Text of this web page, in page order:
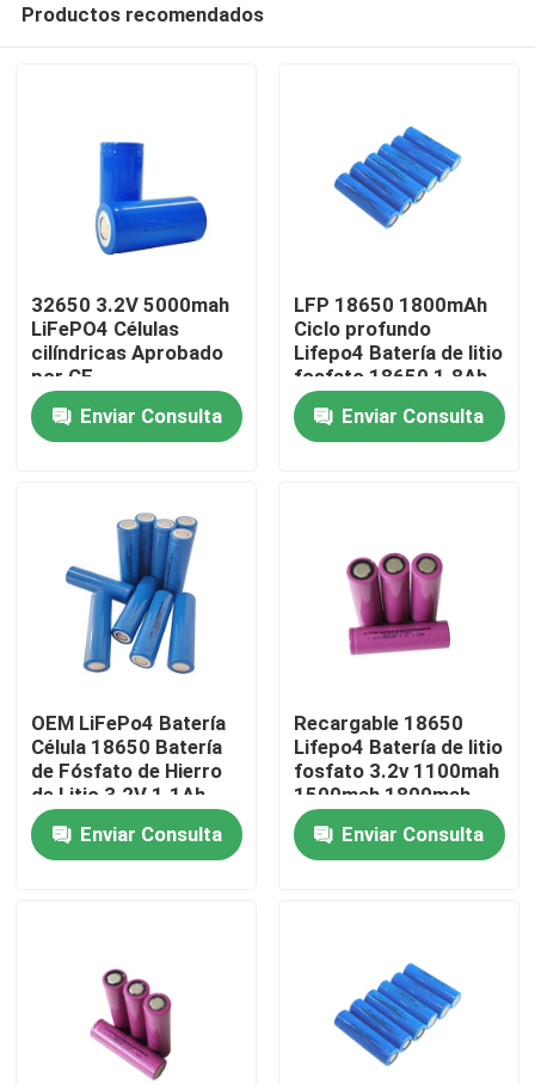
Inicio
VR Show
Sobre nosotros
Control de Calidad
Contacto
Todos los casos
Batería de la ión de litio LiFePO4
Productos recomendados
32650 3.2V 5000mah
LiFePO4 Células
cilíndricas Aprobado
por CE
Enviar Consulta
LFP 18650 1800mAh
Ciclo profundo
Lifepo4 Batería de litio
fosfato 18650 1.8Ah
3.2v
Enviar Consulta
OEM LiFePo4 Batería
Célula 18650 Batería
de Fósfato de Hierro
de Litio 3.2V 1.1Ah
Enviar Consulta
Recargable 18650
Lifepo4 Batería de litio
fosfato 3.2v 1100mah
1500mah 1800mah
Enviar Consulta